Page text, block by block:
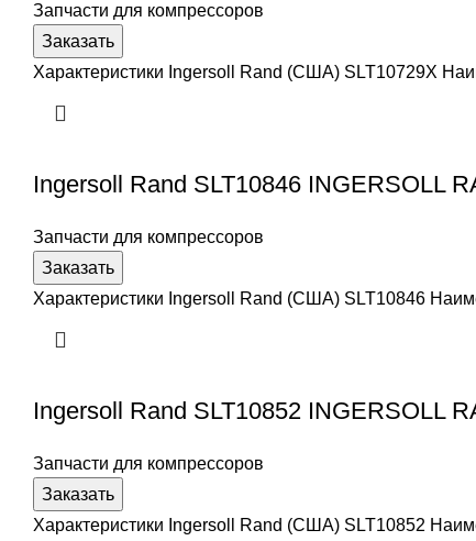
Запчасти для компрессоров
Заказать
Характеристики Ingersoll Rand (США) SLT10729X
Ingersoll Rand SLT10846 INGERSOLL
Запчасти для компрессоров
Заказать
Характеристики Ingersoll Rand (США) SLT10846
Ingersoll Rand SLT10852 INGERSOLL
Запчасти для компрессоров
Заказать
Характеристики Ingersoll Rand (США) SLT10852